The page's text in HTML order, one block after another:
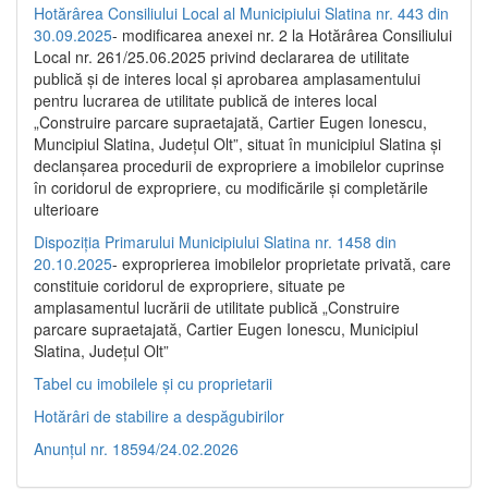
Hotărârea Consiliului Local al Municipiului Slatina nr. 443 din
30.09.2025- modificarea anexei nr. 2 la Hotărârea Consiliului
Local nr. 261/25.06.2025 privind declararea de utilitate
publică şi de interes local şi aprobarea amplasamentului
pentru lucrarea de utilitate publică de interes local
„Construire parcare supraetajată, Cartier Eugen Ionescu,
Muncipiul Slatina, Judeţul Olt”, situat în municipiul Slatina şi
declanşarea procedurii de expropriere a imobilelor cuprinse
în coridorul de expropriere, cu modificările şi completările
ulterioare
Dispoziția Primarului Municipiului Slatina nr. 1458 din
20.10.2025- exproprierea imobilelor proprietate privată, care
constituie coridorul de expropriere, situate pe
amplasamentul lucrării de utilitate publică „Construire
parcare supraetajată, Cartier Eugen Ionescu, Municipiul
Slatina, Județul Olt”
Tabel cu imobilele și cu proprietarii
Hotărâri de stabilire a despăgubirilor
Anunțul nr. 18594/24.02.2026